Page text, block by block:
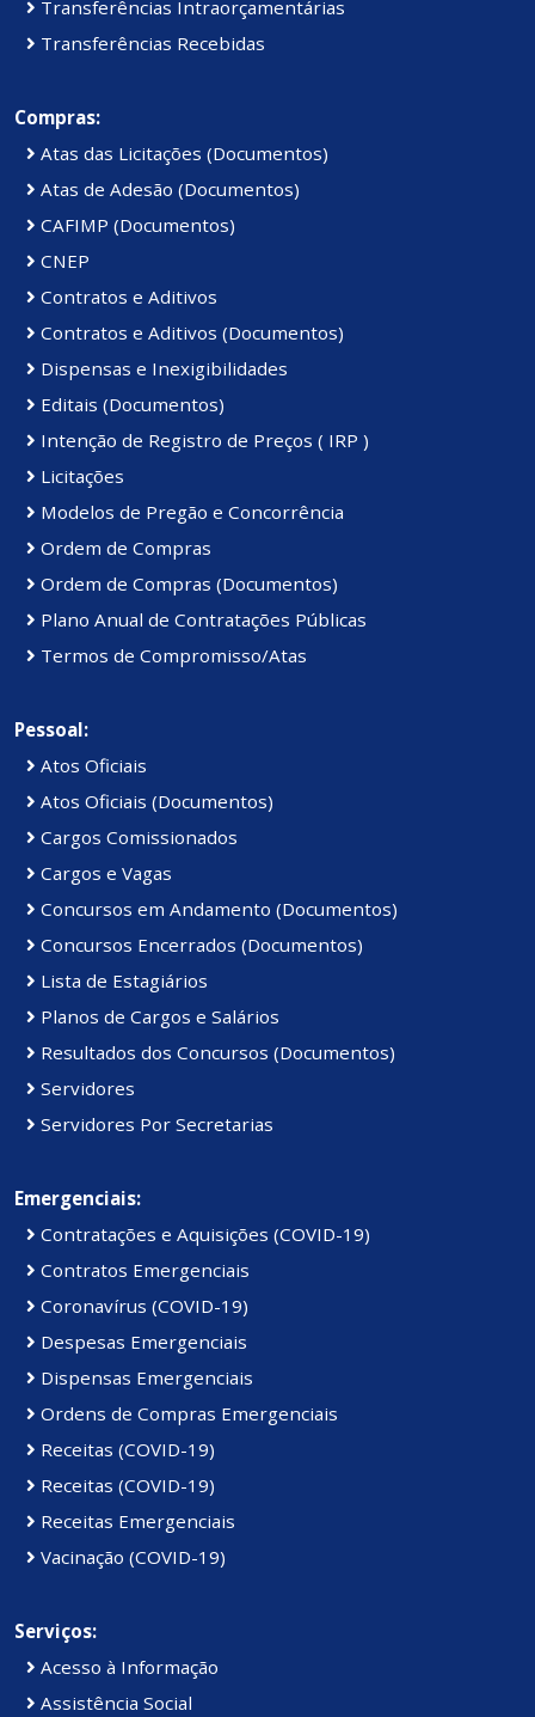
Transferências Intraorçamentárias
Transferências Recebidas
Compras:
Atas das Licitações (Documentos)
Atas de Adesão (Documentos)
CAFIMP (Documentos)
CNEP
Contratos e Aditivos
Contratos e Aditivos (Documentos)
Dispensas e Inexigibilidades
Editais (Documentos)
Intenção de Registro de Preços ( IRP )
Licitações
Modelos de Pregão e Concorrência
Ordem de Compras
Ordem de Compras (Documentos)
Plano Anual de Contratações Públicas
Termos de Compromisso/Atas
Pessoal:
Atos Oficiais
Atos Oficiais (Documentos)
Cargos Comissionados
Cargos e Vagas
Concursos em Andamento (Documentos)
Concursos Encerrados (Documentos)
Lista de Estagiários
Planos de Cargos e Salários
Resultados dos Concursos (Documentos)
Servidores
Servidores Por Secretarias
Emergenciais:
Contratações e Aquisições (COVID-19)
Contratos Emergenciais
Coronavírus (COVID-19)
Despesas Emergenciais
Dispensas Emergenciais
Ordens de Compras Emergenciais
Receitas (COVID-19)
Receitas (COVID-19)
Receitas Emergenciais
Vacinação (COVID-19)
Serviços:
Acesso à Informação
Assistência Social